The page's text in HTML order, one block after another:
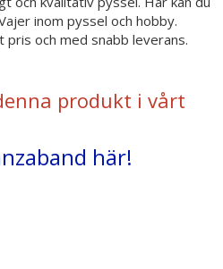
inom pyssel och hobby.
pris och med snabb leverans.
produkt i vårt
här!